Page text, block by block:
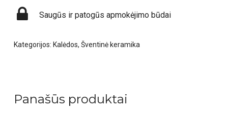
Saugūs ir patogūs apmokėjimo būdai
Kategorijos: Kalėdos, Šventinė keramika
Panašūs produktai